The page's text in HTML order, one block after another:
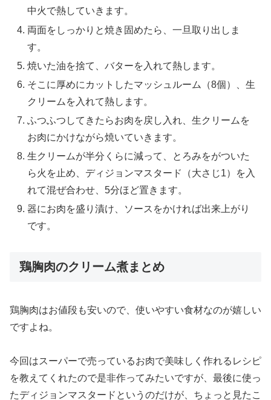
中火で熱していきます。
両面をしっかりと焼き固めたら、一旦取り出しま
す。
焼いた油を捨て、バターを入れて熱します。
そこに厚めにカットしたマッシュルーム（8個）、生
クリームを入れて熱します。
ふつふつしてきたらお肉を戻し入れ、生クリームを
お肉にかけながら焼いていきます。
生クリームが半分くらに減って、とろみをがついた
ら火を止め、ディジョンマスタード（大さじ1）を入
れて混ぜ合わせ、5分ほど置きます。
器にお肉を盛り漬け、ソースをかければ出来上がり
です。
鶏胸肉のクリーム煮まとめ
鶏胸肉はお値段も安いので、使いやすい食材なのが嬉しい
ですよね。
今回はスーパーで売っているお肉で美味しく作れるレシピ
を教えてくれたので是非作ってみたいですが、最後に使っ
たディジョンマスタードというのだけが、ちょっと見たこ